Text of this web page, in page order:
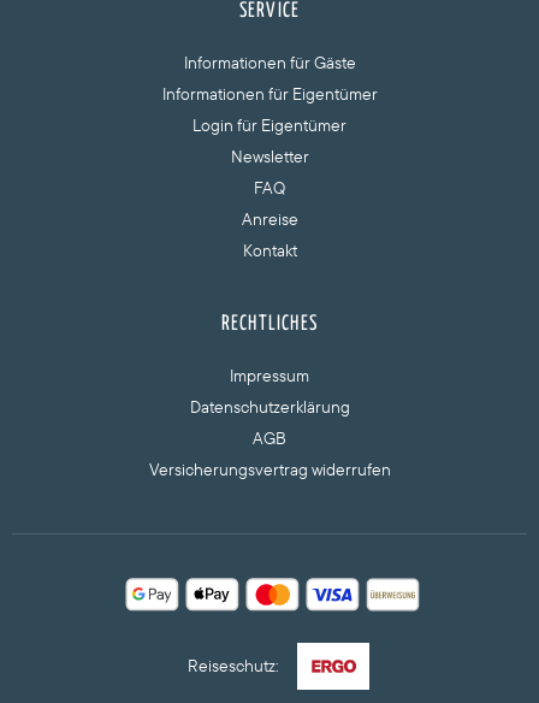
SERVICE
Informationen für Gäste
Informationen für Eigentümer
Login für Eigentümer
Newsletter
FAQ
Anreise
Kontakt
RECHTLICHES
Impressum
Datenschutzerklärung
AGB
Versicherungsvertrag widerrufen